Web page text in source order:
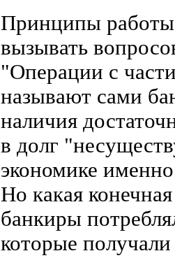
Принципы
вызывать
"Операции с
называют сами
наличия
в долг
экономике
Но какая
банкиры
которые получали